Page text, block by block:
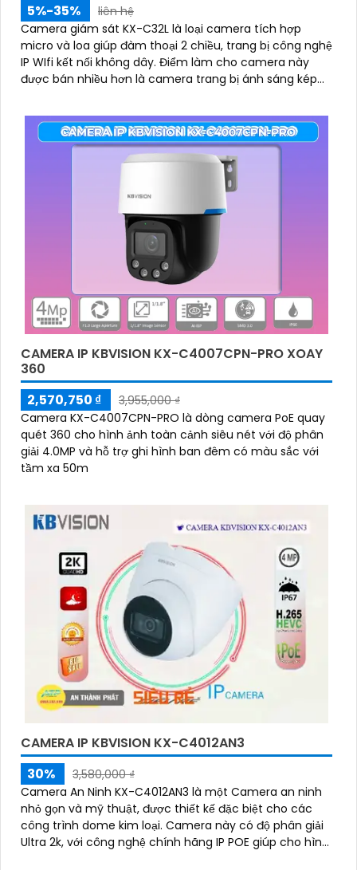
5%-35%
liên hệ
Camera giám sát KX-C32L là loại camera tích hợp
micro và loa giúp đàm thoại 2 chiều, trang bị công nghệ
IP WIfi kết nối không dây. Điểm làm cho camera này
được bán nhiều hơn là camera trang bị ánh sáng kép
CAMERA IP KBVISION KX-C4007CPN-PRO XOAY
360
2,570,750 ₫
3,955,000 ₫
Camera KX-C4007CPN-PRO là dòng camera PoE quay
quét 360 cho hình ảnh toàn cảnh siêu nét với độ phân
giải 4.0MP và hỗ trợ ghi hình ban đêm có màu sắc với
tầm xa 50m
CAMERA IP KBVISION KX-C4012AN3
30%
3,580,000 ₫
Camera An Ninh KX-C4012AN3 là một Camera an ninh
nhỏ gọn và mỹ thuật, được thiết kế đặc biệt cho các
công trình dome kim loại. Camera này có độ phân giải
Ultra 2k, với công nghệ chính hãng IP POE giúp cho hình